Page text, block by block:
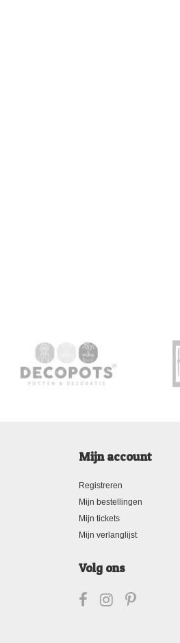
Mijn account
Registreren
Mijn bestellingen
Mijn tickets
Mijn verlanglijst
Volg ons